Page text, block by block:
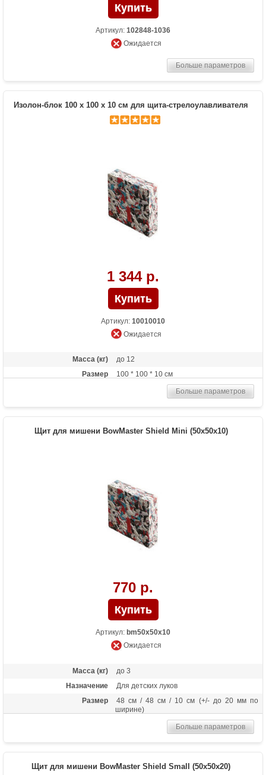
Артикул: 102848-1036
Ожидается
Больше параметров
Изолон-блок 100 х 100 х 10 см для щита-стрелоулавливателя
1 344 р.
Артикул: 10010010
Ожидается
Масса (кг)
до 12
Размер
100 * 100 * 10 см
Больше параметров
Щит для мишени BowMaster Shield Mini (50х50x10)
770 р.
Артикул: bm50x50x10
Ожидается
Масса (кг)
до 3
Назначение
Для детских луков
Размер
48 см / 48 см / 10 см (+/- до 20 мм по
ширине)
Больше параметров
Щит для мишени BowMaster Shield Small (50х50x20)